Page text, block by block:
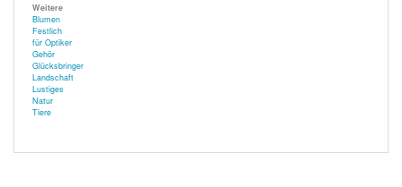
Weitere
Blumen
Festlich
für Optiker
Gehör
Glücksbringer
Landschaft
Lustiges
Natur
Tiere